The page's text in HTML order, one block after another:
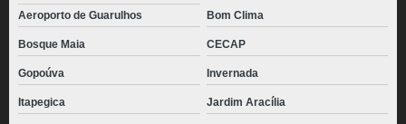
distribuidora de pão de queijo de parmesão congelado Jardim Aracília
pão de queijo recheado congelado para revenda Vila Maria
pão de queijo gourmet congelado Vila Prudente
pão de queijo gourmet congelado valor Santana
Aeroporto de Guarulhos
Bom Clima
Bosque Maia CECAP
Gopoúva Invernada
Itapegica Jardim Aracília